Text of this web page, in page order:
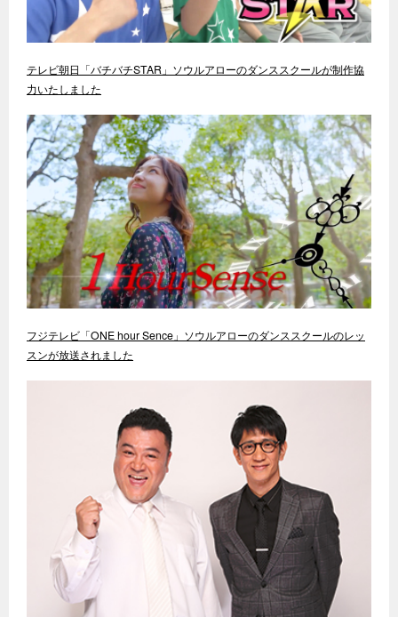
テレビ朝日「バチバチSTAR」ソウルアローのダンススクールが制作協
力いたしました
フジテレビ「ONE hour Sence」ソウルアローのダンススクールのレッ
スンが放送されました